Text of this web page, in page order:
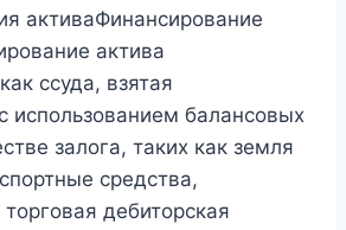
активаФинансирование
актива
ссуда, взятая
использованием балансовых
залога, таких как земля
средства,
дебиторская